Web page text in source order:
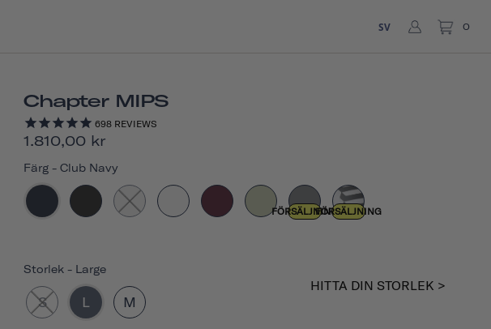
SV 0
Chapter MIPS
698 REVIEWS
1.810,00 kr
Färg - Club Navy
FÖRSÄLJNINGFÖRSÄLJNING
Storlek - Large
S L M
HITTA DIN STORLEK >